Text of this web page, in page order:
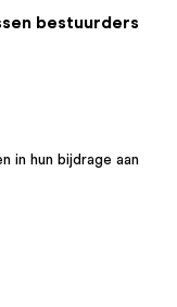
bestuurders
in hun bijdrage aan